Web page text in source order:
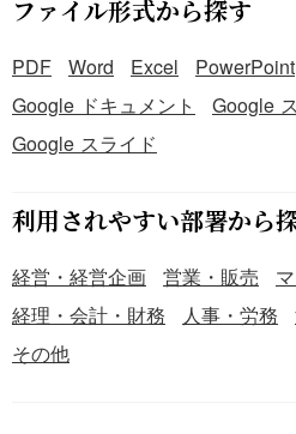
ファイル形式から探す
PDF Word Excel PowerPoint
Google ドキュメント
Google
Google スライド
利用されやすい部署から
経営・経営企画 営業・販売
経理・会計・財務
人事・労務
その他